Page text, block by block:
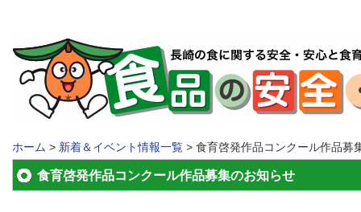
ホーム > 新着＆イベント情報一覧 > 食育啓発作品コンクール作品募
食育啓発作品コンクール作品募集のお知らせ